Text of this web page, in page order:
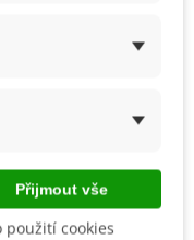
- mykorhizní
pro plodovou
zeleninu - 150 g
214 Kč
Přijmout vše
použití cookies